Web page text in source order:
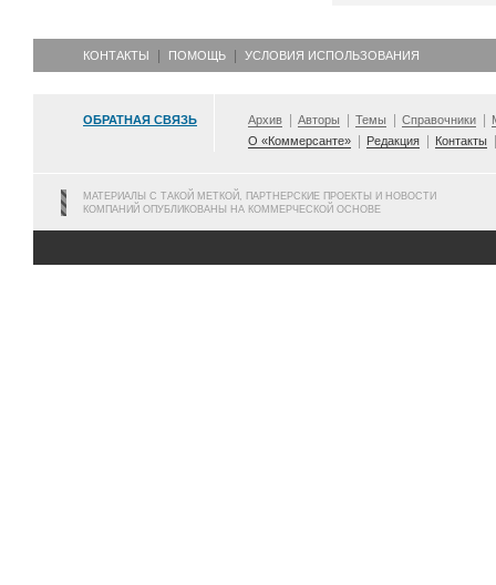
КОНТАКТЫ ПОМОЩЬ УСЛОВИЯ ИСПОЛЬЗОВАНИЯ
ОБРАТНАЯ СВЯЗЬ Архив Авторы Темы Справочники
О «Коммерсанте»
Редакция Контакты
МАТЕРИАЛЫ С ТАКОЙ МЕТКОЙ, ПАРТНЕРСКИЕ ПРОЕКТЫ И НОВОСТИ
КОМПАНИЙ ОПУБЛИКОВАНЫ НА КОММЕРЧЕСКОЙ ОСНОВЕ